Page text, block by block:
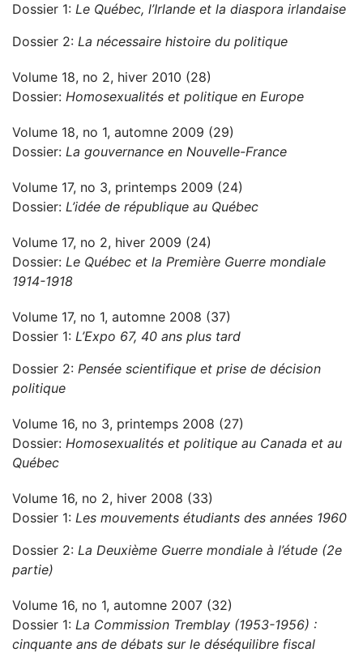
Dossier 1: Le Québec, l’Irlande et la diaspora irlandaise
Dossier 2: La nécessaire histoire du politique
Volume 18, no 2, hiver 2010 (28)
Dossier: Homosexualités et politique en Europe
Volume 18, no 1, automne 2009 (29)
Dossier: La gouvernance en Nouvelle-France
Volume 17, no 3, printemps 2009 (24)
Dossier: L’idée de république au Québec
Volume 17, no 2, hiver 2009 (24)
Dossier: Le Québec et la Première Guerre mondiale
1914-1918
Volume 17, no 1, automne 2008 (37)
Dossier 1: L’Expo 67, 40 ans plus tard
Dossier 2: Pensée scientifique et prise de décision
politique
Volume 16, no 3, printemps 2008 (27)
Dossier: Homosexualités et politique au Canada et au
Québec
Volume 16, no 2, hiver 2008 (33)
Dossier 1: Les mouvements étudiants des années 1960
Dossier 2: La Deuxième Guerre mondiale à l’étude (2e
partie)
Volume 16, no 1, automne 2007 (32)
Dossier 1: La Commission Tremblay (1953-1956) :
cinquante ans de débats sur le déséquilibre fiscal